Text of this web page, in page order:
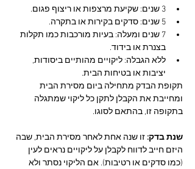
3 שנים: שקיעת מרצפות או ריצוף פגום.
5 שנים: סדקים בקירות או בתקרה.
7 שנים ומעלה: בעיות מורכבות כמו תקלות
בצנרת או בידוד.
ללא הגבלה: ליקויים מהותיים ביסודות,
יציבות או בטיחות הבית.
תקופת הבדק מתחילה ביום מסירת הבית
ומחייבת את הקבלן לתקן כל ליקוי שמתגלה
בתקופה זו, בהתאם לסוגו.
שנת בדק: זו שנה אחת לאחר מסירת הבית, שבה
היזם חייב לדווח לקבלן על ליקויים נראים לעין
(כמו סדקים או רטיבות). אם הליקוי נסתר ולא